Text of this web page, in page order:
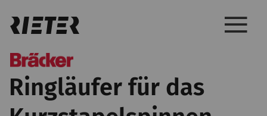
Ringläufer für das